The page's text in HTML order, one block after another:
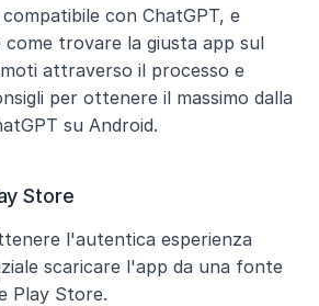
con ChatGPT, e
come trovare la giusta app sul
attraverso il processo e
per ottenere il massimo dalla
su Android.
Store
l'autentica esperienza
scaricare l'app da una fonte
Play Store.